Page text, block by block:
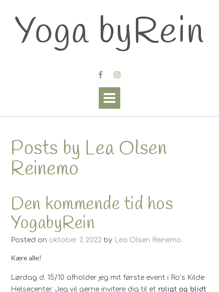
contentYoga byRein
Posts by Lea Olsen
Reinemo
Den kommende tid hos
YogabyRein
Posted on oktober 7, 2022 by Lea Olsen Reinemo
Kære alle!
Lørdag d. 15/10 afholder jeg mit første event i Ro’s Kilde
Helsecenter. Jeg vil gerne invitere dig til et roligt og blidt